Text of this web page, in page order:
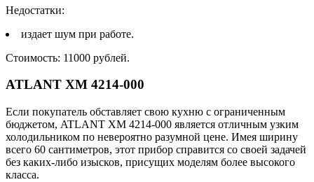
Недостатки:
издает шум при работе.
Стоимость: 11000 рублей.
ATLANT ХМ 4214-000
Если покупатель обставляет свою кухню с ограниченным
бюджетом, ATLANT ХМ 4214-000 является отличным узким
холодильником по невероятно разумной цене. Имея ширину
всего 60 сантиметров, этот прибор справится со своей задачей
без каких-либо изысков, присущих моделям более высокого
класса.